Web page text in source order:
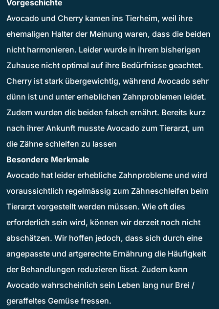
Vorgeschichte
Avocado und Cherry kamen ins Tierheim, weil ihre
ehemaligen Halter der Meinung waren, dass die beiden
nicht harmonieren. Leider wurde in ihrem bisherigen
Zuhause nicht optimal auf ihre Bedürfnisse geachtet.
Cherry ist stark übergewichtig, während Avocado sehr
dünn ist und unter erheblichen Zahnproblemen leidet.
Zudem wurden die beiden falsch ernährt. Bereits kurz
nach ihrer Ankunft musste Avocado zum Tierarzt, um
die Zähne schleifen zu lassen
Besondere Merkmale
Avocado hat leider erhebliche Zahnprobleme und wird
voraussichtlich regelmässig zum Zähneschleifen beim
Tierarzt vorgestellt werden müssen. Wie oft dies
erforderlich sein wird, können wir derzeit noch nicht
abschätzen. Wir hoffen jedoch, dass sich durch eine
angepasste und artgerechte Ernährung die Häufigkeit
der Behandlungen reduzieren lässt. Zudem kann
Avocado wahrscheinlich sein Leben lang nur Brei /
geraffeltes Gemüse fressen.